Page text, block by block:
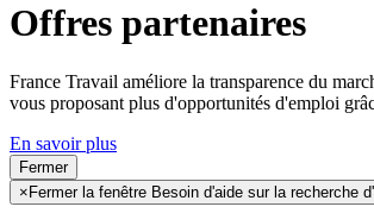
Offres partenaires
France Travail améliore la transparence du
vous proposant plus d'opportunités d'emploi
En savoir plus
Fermer
× Fermer la fenêtre Besoin d'aide sur la recherche